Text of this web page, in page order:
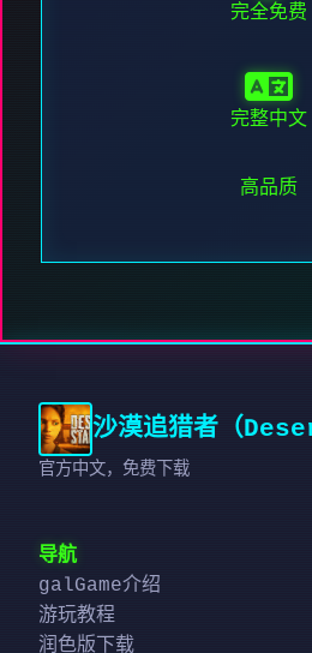
完全免费
完整中文
高品质
沙漠追猎者（
官方中文，免费下载
导航
galGame介绍
游玩教程
润色版下载